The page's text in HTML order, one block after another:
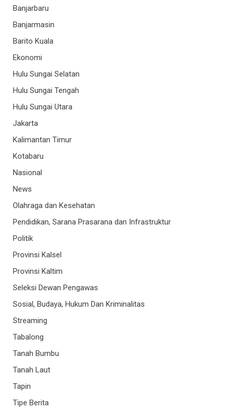
Banjarbaru
Banjarmasin
Barito Kuala
Ekonomi
Hulu Sungai Selatan
Hulu Sungai Tengah
Hulu Sungai Utara
Jakarta
Kalimantan Timur
Kotabaru
Nasional
News
Olahraga dan Kesehatan
Pendidikan, Sarana Prasarana dan Infrastruktur
Politik
Provinsi Kalsel
Provinsi Kaltim
Seleksi Dewan Pengawas
Sosial, Budaya, Hukum Dan Kriminalitas
Streaming
Tabalong
Tanah Bumbu
Tanah Laut
Tapin
Tipe Berita